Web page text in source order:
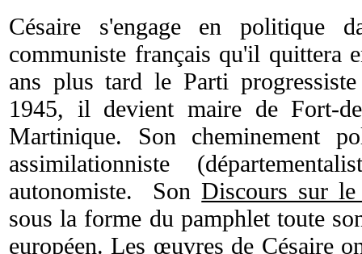
Césaire s'engage en politique
communiste français qu'il quittera
ans plus tard le Parti
1945, il devient maire de Fort-
Martinique. Son cheminement
assimilationniste
autonomiste. SonDiscours sur
sous la forme du pamphlet toute
européen. Les œuvres de Césaire